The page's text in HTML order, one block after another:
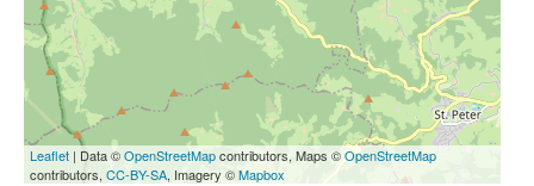
Leaflet | Data ©OpenStreetMapcontributors, Maps ©OpenStreetMap
contributors, CC-BY-SA, Imagery ©Mapbox